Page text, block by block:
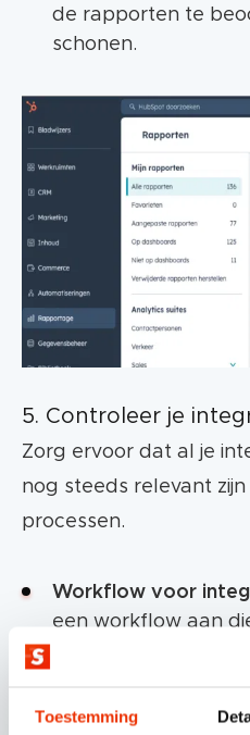
Toestemming
de rapporten te
schonen.
5. Controleer je
Zorg ervoor dat al je
nog steeds relevant
processen.
Workflow voor
een workflow aan
controleert of
bijhouden van